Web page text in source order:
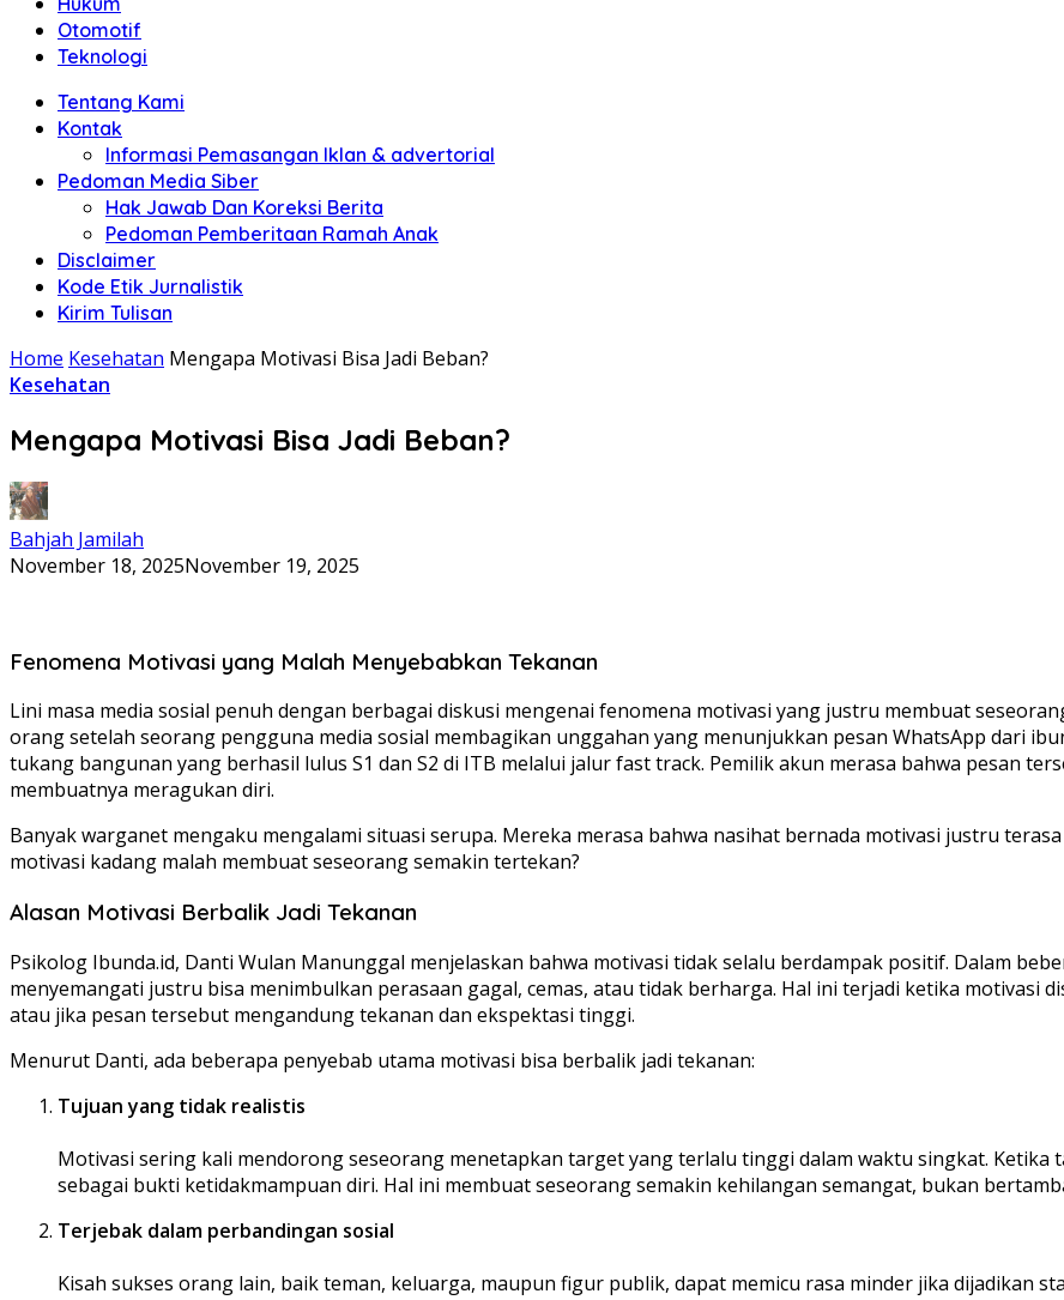
Otomotif
Teknologi
Tentang Kami
Kontak
Informasi Pemasangan Iklan & advertorial
Pedoman Media Siber
Hak Jawab Dan Koreksi Berita
Pedoman Pemberitaan Ramah Anak
Disclaimer
Kode Etik Jurnalistik
Kirim Tulisan
Home Kesehatan Mengapa Motivasi Bisa Jadi Beban?
Kesehatan
Mengapa Motivasi Bisa Jadi Beban?
Bahjah Jamilah
November 18, 2025November 19, 2025
Fenomena Motivasi yang Malah Menyebabkan Tekanan
Lini masa media sosial penuh dengan berbagai diskusi mengenai fenomena motivasi yang justru membuat
orang setelah seorang pengguna media sosial membagikan unggahan yang menunjukkan pesan WhatsApp dari
tukang bangunan yang berhasil lulus S1 dan S2 di ITB melalui jalur fast track. Pemilik akun merasa bahwa pesan
membuatnya meragukan diri.
Banyak warganet mengaku mengalami situasi serupa. Mereka merasa bahwa nasihat bernada motivasi justru
motivasi kadang malah membuat seseorang semakin tertekan?
Alasan Motivasi Berbalik Jadi Tekanan
Psikolog Ibunda.id, Danti Wulan Manunggal menjelaskan bahwa motivasi tidak selalu berdampak positif. Dalam
menyemangati justru bisa menimbulkan perasaan gagal, cemas, atau tidak berharga. Hal ini terjadi ketika motivasi
atau jika pesan tersebut mengandung tekanan dan ekspektasi tinggi.
Menurut Danti, ada beberapa penyebab utama motivasi bisa berbalik jadi tekanan:
Tujuan yang tidak realistis
Motivasi sering kali mendorong seseorang menetapkan target yang terlalu tinggi dalam waktu singkat.
sebagai bukti ketidakmampuan diri. Hal ini membuat seseorang semakin kehilangan semangat, bukan
Terjebak dalam perbandingan sosial
Kisah sukses orang lain, baik teman, keluarga, maupun figur publik, dapat memicu rasa minder jika dijadikan